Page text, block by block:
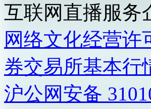
互联网直播服务
网络文化经营许
券交易所基本行
沪公网安备